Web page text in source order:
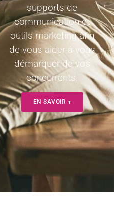
supports de
communication et
outils marketing afin
de vous aider à vous
démarquer de vos
concurrents.
EN SAVOIR +